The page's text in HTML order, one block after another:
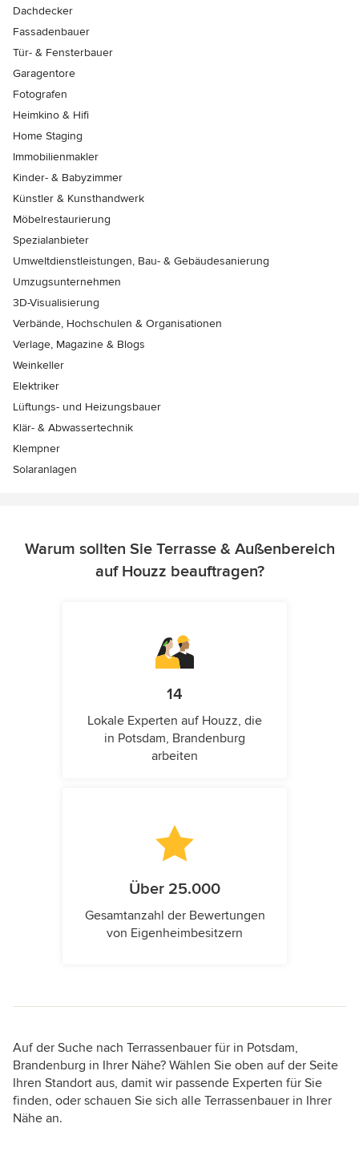
Dachdecker
Fassadenbauer
Tür- & Fensterbauer
Garagentore
Fotografen
Heimkino & Hifi
Home Staging
Immobilienmakler
Kinder- & Babyzimmer
Künstler & Kunsthandwerk
Möbelrestaurierung
Spezialanbieter
Umweltdienstleistungen, Bau- & Gebäudesanierung
Umzugsunternehmen
3D-Visualisierung
Verbände, Hochschulen & Organisationen
Verlage, Magazine & Blogs
Weinkeller
Elektriker
Lüftungs- und Heizungsbauer
Klär- & Abwassertechnik
Klempner
Solaranlagen
Warum sollten Sie Terrasse & Außenbereich
auf Houzz beauftragen?
14
Lokale Experten auf Houzz, die
in Potsdam, Brandenburg
arbeiten
Über 25.000
Gesamtanzahl der Bewertungen
von Eigenheimbesitzern
Auf der Suche nach Terrassenbauer für in Potsdam,
Brandenburg in Ihrer Nähe? Wählen Sie oben auf der Seite
Ihren Standort aus, damit wir passende Experten für Sie
finden, oder schauen Sie sich alle Terrassenbauer in Ihrer
Nähe an.